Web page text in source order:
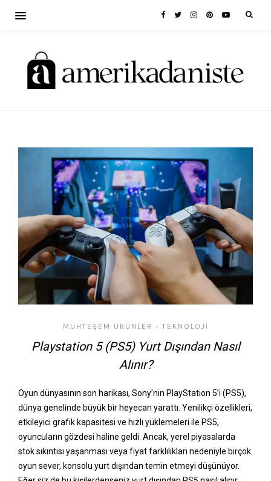
MUHTEŞEM ÜRÜNLER • TEKNOLOJI
Playstation 5 (PS5) Yurt Dışından Nasıl
Alınır?
Oyun dünyasının son harikası, Sony’nin PlayStation 5’i (PS5),
dünya genelinde büyük bir heyecan yarattı. Yenilikçi özellikleri,
etkileyici grafik kapasitesi ve hızlı yüklemeleri ile PS5,
oyuncuların gözdesi haline geldi. Ancak, yerel piyasalarda
stok sıkıntısı yaşanması veya fiyat farklılıkları nedeniyle birçok
oyun sever, konsolu yurt dışından temin etmeyi düşünüyor.